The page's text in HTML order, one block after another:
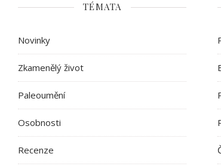
TÉMATA
Novinky
Zkamenělý život
Paleoumění
Osobnosti
Recenze